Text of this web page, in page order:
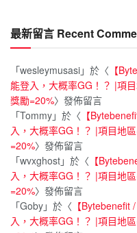
最新留言 Recent
「wesleymusasi」於〈 【
能登入，大概率GG！？ |項
獎勵=20%〉發佈留言
「Tommy」於〈 【
入，大概率GG！？ |項目地
=20%〉發佈留言
「wvxghost」於〈 【
入，大概率GG！？ |項目地
=20%〉發佈留言
「Goby」於〈 【
入，大概率GG！？ |項目地